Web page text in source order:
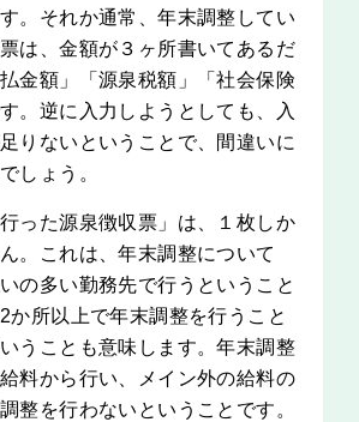
。それか通常、年末調整してい
は、金額が３ヶ所書いてあるだ
金額」「源泉税額」「社会保険
。逆に入力しようとしても、入
りないということで、間違いに
しょう。
行った源泉徴収票」は、１枚しか
。これは、年末調整について
の多い勤務先で行うということ
か所以上で年末調整を行うこと
うことも意味します。年末調整
料から行い、メイン外の給料の
整を行わないということです。